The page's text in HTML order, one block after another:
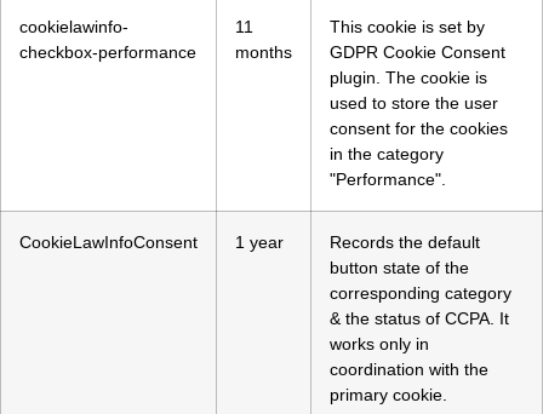
cookielawinfo-
checkbox-performance
11
months
This cookie is set by
GDPR Cookie Consent
plugin. The cookie is
used to store the user
consent for the cookies
in the category
"Performance".
CookieLawInfoConsent 1 year
Records the default
button state of the
corresponding category
& the status of CCPA. It
works only in
coordination with the
primary cookie.